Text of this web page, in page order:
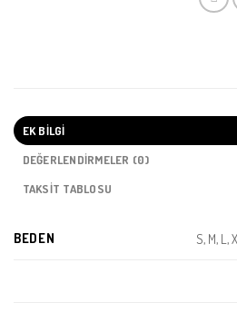
EK BILGI
DEĞERLENDIRMELER (0)
TAKSIT TABLOSU
BEDEN S, M, L,